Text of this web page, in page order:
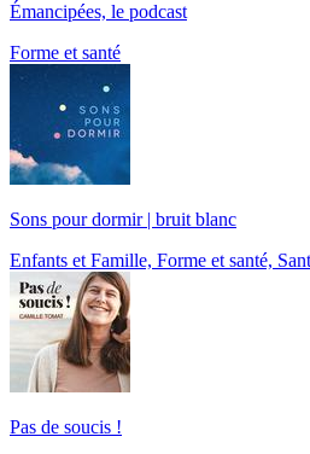
Émancipées, le podcast
Forme et santé
Sons pour dormir | bruit blanc
Enfants et Famille, Forme et santé,
Pas de soucis !